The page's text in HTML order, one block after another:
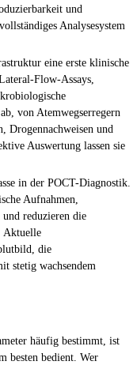
und
Analysesystem
eine erste klinische
Flow-Assays,
von Atemwegserregern
Drogennachweisen und
Auswertung lassen sie
in der POCT-Diagnostik.
Aufnahmen,
reduzieren die
Aktuelle
die
stetig wachsendem
häufig bestimmt, ist
besten bedient. Wer